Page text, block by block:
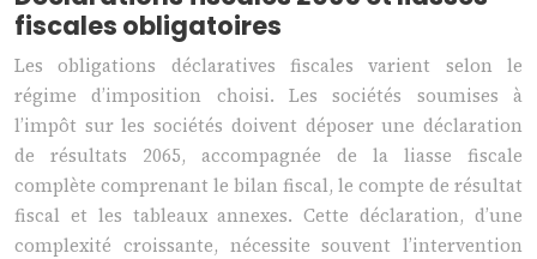
fiscales obligatoires
Les obligations déclaratives fiscales varient selon le
régime d’imposition choisi. Les sociétés soumises à
l’impôt sur les sociétés doivent déposer une déclaration
de résultats 2065, accompagnée de la liasse fiscale
complète comprenant le bilan fiscal, le compte de résultat
fiscal et les tableaux annexes. Cette déclaration, d’une
complexité croissante, nécessite souvent l’intervention